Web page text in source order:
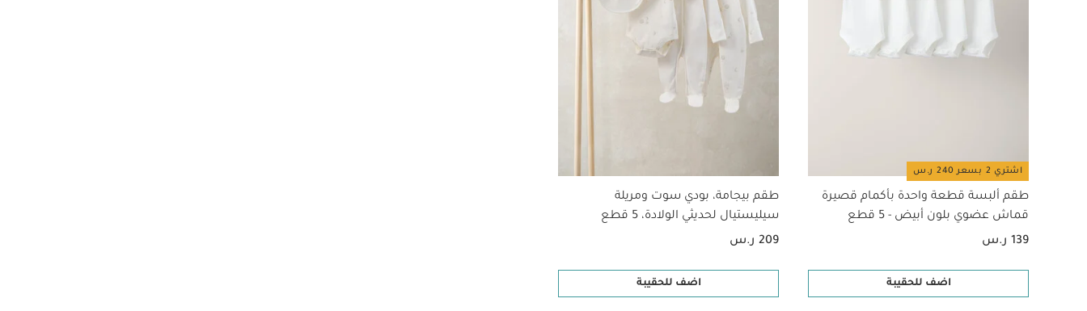
اشتري 2 بسعر 240 ر.س
طقم ألبسة قطعة واحدة بأكمام قصيرة
قماش عضوي بلون أبيض - 5 قطع
139 ر.س
اضف للحقيبة
طقم بيجامة، بودي سوت ومريلة
سيليستيال لحديثي الولادة، 5 قطع
209 ر.س
اضف للحقيبة